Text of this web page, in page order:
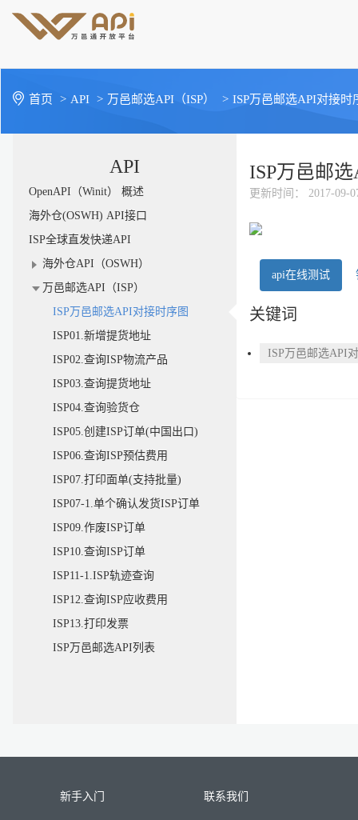
首页 > API > 万邑邮选API（ISP） > ISP万邑邮选API对接时
API
OpenAPI（Winit） 概述
海外仓(OSWH) API接口
ISP全球直发快递API
海外仓API（OSWH）
万邑邮选API（ISP）
ISP万邑邮选API对接时序图
ISP01.新增提货地址
ISP02.查询ISP物流产品
ISP03.查询提货地址
ISP04.查询验货仓
ISP05.创建ISP订单(中国出口)
ISP06.查询ISP预估费用
ISP07.打印面单(支持批量)
ISP07-1.单个确认发货ISP订单
ISP09.作废ISP订单
ISP10.查询ISP订单
ISP11-1.ISP轨迹查询
ISP12.查询ISP应收费用
ISP13.打印发票
ISP万邑邮选API列表
ISP万邑邮
更新时间 ： 2017-09-
api在线测试
关键词
ISP万邑邮选API
新手入门 联系我们